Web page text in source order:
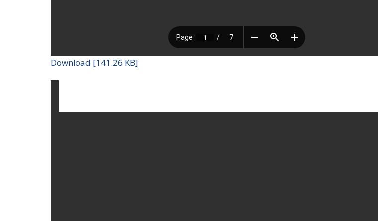
Download [141.26 KB]